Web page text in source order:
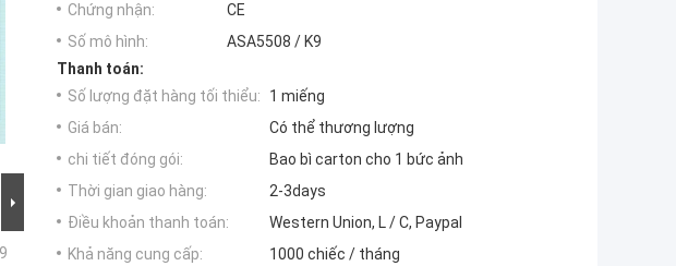
Chứng nhận:
CE
Số mô hình:
ASA5508 / K9
Thanh toán:
Số lượng đặt hàng tối thiểu:
1 miếng
Giá bán:
Có thể thương lượng
chi tiết đóng gói:
Bao bì carton cho 1 bức ảnh
Thời gian giao hàng:
2-3days
Điều khoản thanh toán:
Western Union, L / C, Paypal
Khả năng cung cấp:
1000 chiếc / tháng